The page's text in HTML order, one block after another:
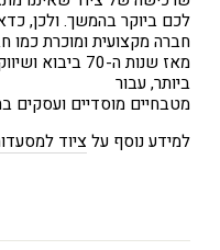
לכם ביוקר בהמשך. ולכן,
חברה מקצועית ומוכרת כמו
מאז שנות ה-70
ביותר, עבור
מטבחיים מוסדיים ועסקים
למידע נוסף עלציוד